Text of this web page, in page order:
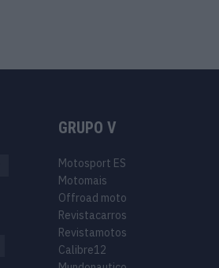
GRUPO V
Motosport ES
Motomais
Offroad moto
Revistacarros
Revistamotos
Calibre12